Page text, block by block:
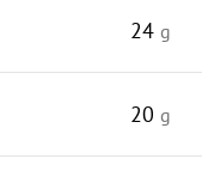
24 g
20 g